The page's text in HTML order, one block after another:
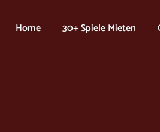
Home 30+ Spiele Mieten